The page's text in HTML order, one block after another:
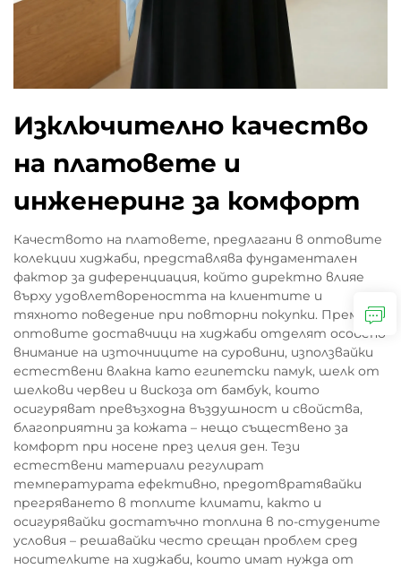
Изключително качество
на платовете и
инженеринг за комфорт
Качеството на платовете, предлагани в оптовите
колекции хиджаби, представлява фундаментален
фактор за диференциация, който директно влияе
върху удовлетвореността на клиентите и
тяхното поведение при повторни покупки. Премиум
оптовите доставчици на хиджаби отделят особено
внимание на източниците на суровини, използвайки
естествени влакна като египетски памук, шелк от
шелкови червеи и вискоза от бамбук, които
осигуряват превъзходна въздушност и свойства,
благоприятни за кожата – нещо съществено за
комфорт при носене през целия ден. Тези
естествени материали регулират
температурата ефективно, предотвратявайки
прегряването в топлите климати, както и
осигурявайки достатъчно топлина в по-студените
условия – решавайки често срещан проблем сред
носителките на хиджаби, които имат нужда от